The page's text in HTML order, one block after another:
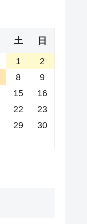
土 日
1
2
8
9
15
16
22
23
29
30